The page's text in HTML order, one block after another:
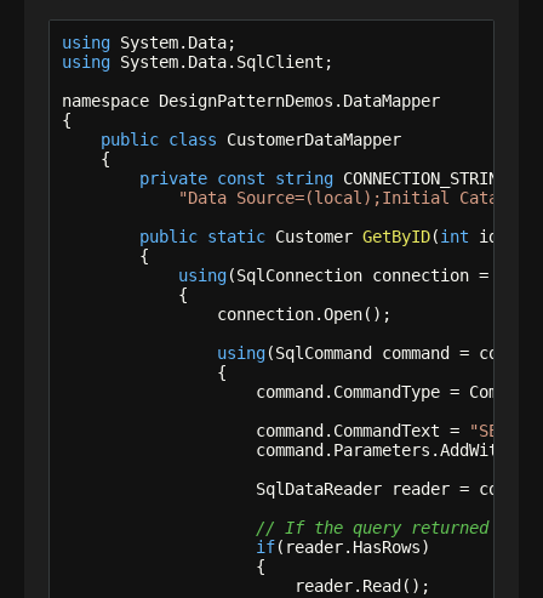
using
using System.Data.SqlClient;
namespace DesignPatternDemos.DataMapper
{
public class CustomerDataMapper
    {
private const string CONNECTION_STRING =
"Data Source=(local);Initial
public static Customer GetByID(int id)
        {
using(SqlConnection connection =
            {
                connection.Open();
using(SqlCommand command =
                {
command.CommandType =
                    command.CommandText =
SqlDataReader reader =
// If the query returned a
if(reader.HasRows)
                    {
                        reader.Read();